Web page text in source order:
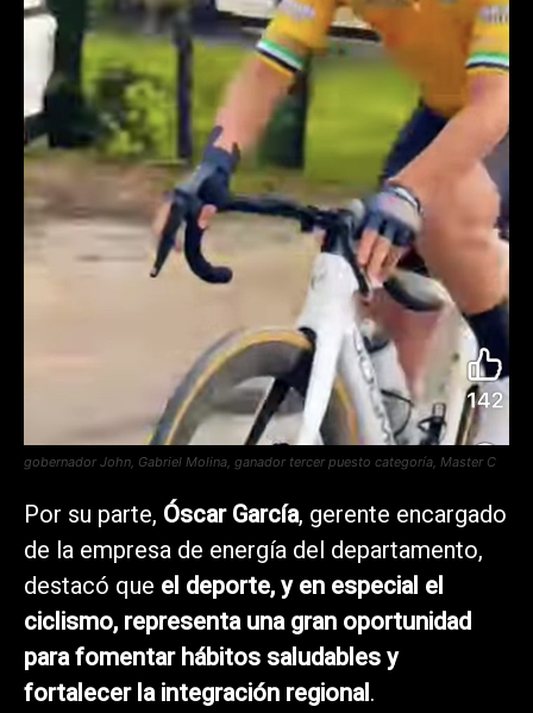
gobernador John, Gabriel Molina, ganador tercer puesto categoría, Master C
Por su parte, Óscar García, gerente encargado
de la empresa de energía del departamento,
destacó que el deporte, y en especial el
ciclismo, representa una gran oportunidad
para fomentar hábitos saludables y
fortalecer la integración regional.